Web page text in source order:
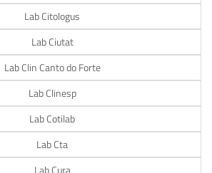
Lab Citologus
Lab Ciutat
Lab Clin Canto do Forte
Lab Clinesp
Lab Cotilab
Lab Cta